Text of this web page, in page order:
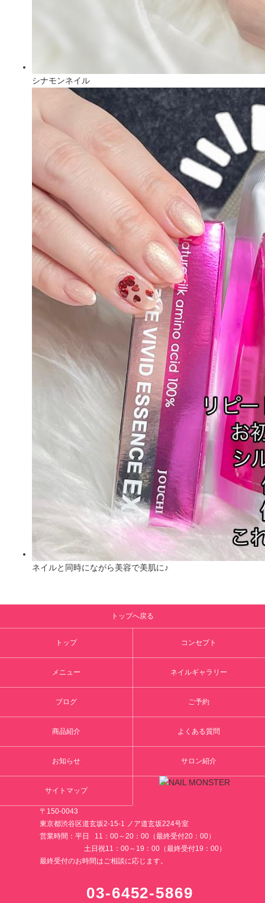
シナモンネイル
ネイルと同時にながら美容で美肌に♪
トップへ戻る
トップ コンセプト
メニュー ネイルギャラリー
ブログ ご予約
商品紹介 よくある質問
お知らせ サロン紹介
サイトマップ
〒150-0043
東京都渋谷区道玄坂2-15-1 ノア道玄坂224号室
営業時間：平日 11：00～20：00（最終受付20：00）
土日祝11：00～19：00（最終受付19：00）
最終受付のお時間はご相談に応じます。
03-6452-5869